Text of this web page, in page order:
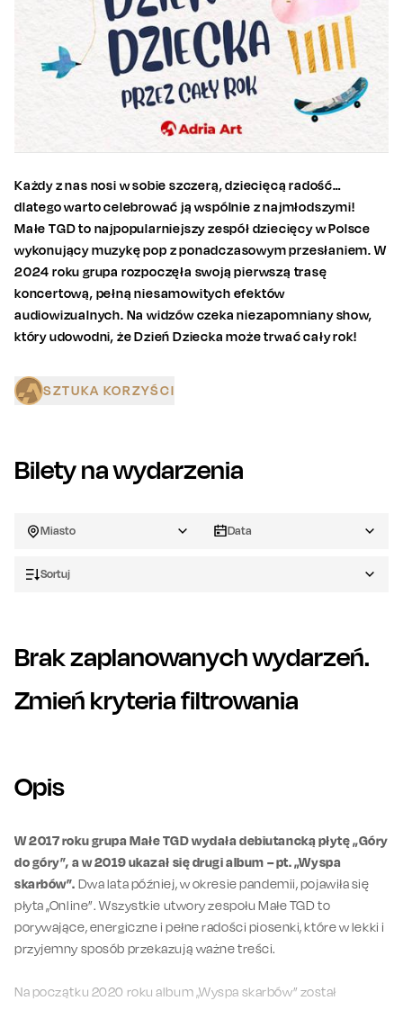
Każdy z nas nosi w sobie szczerą, dziecięcą radość…
dlatego warto celebrować ją wspólnie z najmłodszymi!
Małe TGD to najpopularniejszy zespół dziecięcy w Polsce
wykonujący muzykę pop z ponadczasowym przesłaniem. W
2024 roku grupa rozpoczęła swoją pierwszą trasę
koncertową, pełną niesamowitych efektów
audiowizualnych. Na widzów czeka niezapomniany show,
który udowodni, że Dzień Dziecka może trwać cały rok!
SZTUKA KORZYŚCI
Bilety na wydarzenia
Miasto Data
Sortuj
Brak zaplanowanych wydarzeń.
Zmień kryteria filtrowania
Opis
W 2017 roku grupa Małe TGD wydała debiutancką płytę „Góry
do góry”, a w 2019 ukazał się drugi album – pt. „Wyspa
skarbów”. Dwa lata później, w okresie pandemii, pojawiła się
płyta „Online”. Wszystkie utwory zespołu Małe TGD to
porywające, energiczne i pełne radości piosenki, które w lekki i
przyjemny sposób przekazują ważne treści.
Na początku 2020 roku album „Wyspa skarbów” został